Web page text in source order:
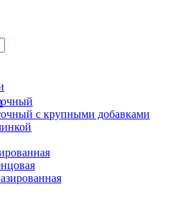
с крупными добавками